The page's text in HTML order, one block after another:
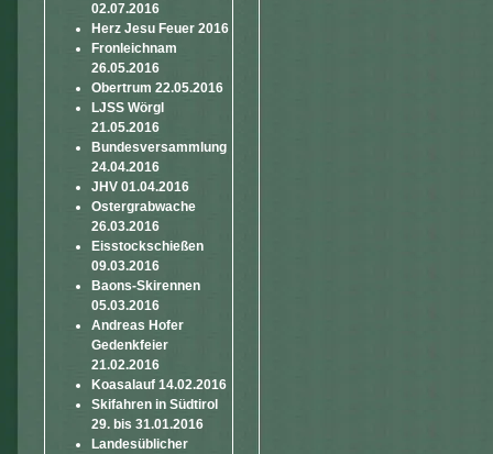
02.07.2016
Herz Jesu Feuer 2016
Fronleichnam
26.05.2016
Obertrum 22.05.2016
LJSS Wörgl
21.05.2016
Bundesversammlung
24.04.2016
JHV 01.04.2016
Ostergrabwache
26.03.2016
Eisstockschießen
09.03.2016
Baons-Skirennen
05.03.2016
Andreas Hofer
Gedenkfeier
21.02.2016
Koasalauf 14.02.2016
Skifahren in Südtirol
29. bis 31.01.2016
Landesüblicher